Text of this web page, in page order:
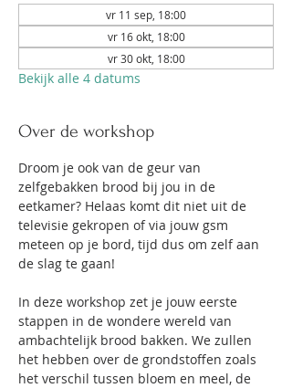
vr 11 sep, 18:00
vr 16 okt, 18:00
vr 30 okt, 18:00
Bekijk alle 4 datums
Over de workshop
Droom je ook van de geur van
zelfgebakken brood bij jou in de
eetkamer? Helaas komt dit niet uit de
televisie gekropen of via jouw gsm
meteen op je bord, tijd dus om zelf aan
de slag te gaan!
In deze workshop zet je jouw eerste
stappen in de wondere wereld van
ambachtelijk brood bakken. We zullen
het hebben over de grondstoffen zoals
het verschil tussen bloem en meel, de